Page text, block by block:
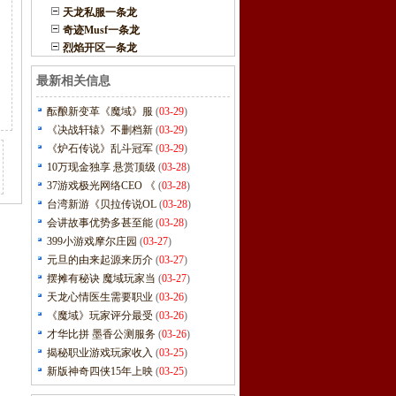
天龙私服一条龙
奇迹Musf一条龙
烈焰开区一条龙
最新相关信息
酝酿新变革《魔域》服 (03-29)
《决战轩辕》不删档新 (03-29)
《炉石传说》乱斗冠军 (03-29)
10万现金独享 悬赏顶级 (03-28)
37游戏极光网络CEO 《 (03-28)
台湾新游《贝拉传说OL (03-28)
会讲故事优势多甚至能 (03-28)
399小游戏摩尔庄园 (03-27)
元旦的由来起源来历介 (03-27)
摆摊有秘诀 魔域玩家当 (03-27)
天龙心情医生需要职业 (03-26)
《魔域》玩家评分最受 (03-26)
才华比拼 墨香公测服务 (03-26)
揭秘职业游戏玩家收入 (03-25)
新版神奇四侠15年上映 (03-25)